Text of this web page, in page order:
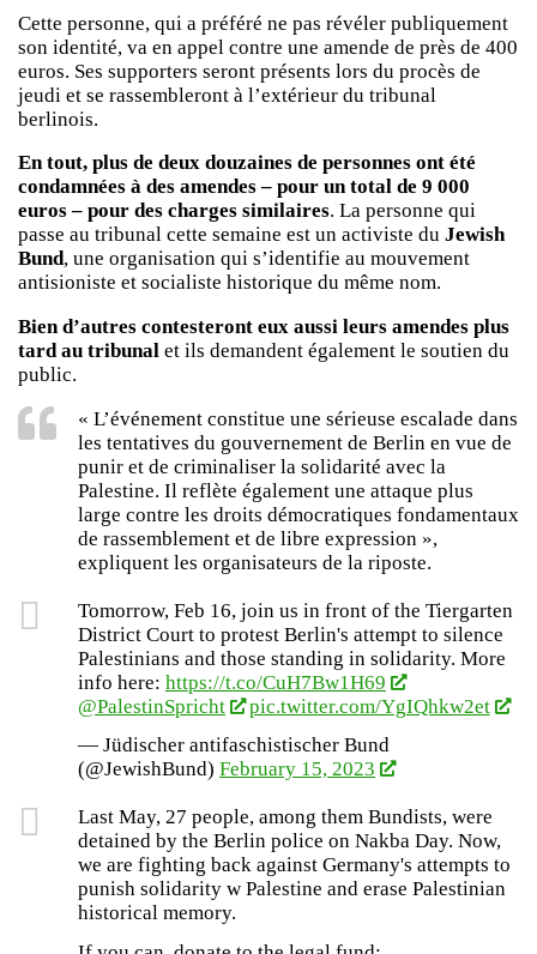
Cette personne, qui a préféré ne pas révéler publiquement
son identité, va en appel contre une amende de près de 400
euros. Ses supporters seront présents lors du procès de
jeudi et se rassembleront à l’extérieur du tribunal
berlinois.
En tout, plus de deux douzaines de personnes ont été
condamnées à des amendes – pour un total de 9 000
euros – pour des charges similaires. La personne qui
passe au tribunal cette semaine est un activiste du Jewish
Bund, une organisation qui s’identifie au mouvement
antisioniste et socialiste historique du même nom.
Bien d’autres contesteront eux aussi leurs amendes plus
tard au tribunal et ils demandent également le soutien du
public.
« L’événement constitue une sérieuse escalade dans
les tentatives du gouvernement de Berlin en vue de
punir et de criminaliser la solidarité avec la
Palestine. Il reflète également une attaque plus
large contre les droits démocratiques fondamentaux
de rassemblement et de libre expression »,
expliquent les organisateurs de la riposte.
Tomorrow, Feb 16, join us in front of the Tiergarten
District Court to protest Berlin's attempt to silence
Palestinians and those standing in solidarity. More
info here: https://t.co/CuH7Bw1H69
@PalestinSpricht
pic.twitter.com/YgIQhkw2et
— Jüdischer antifaschistischer Bund
(@JewishBund) February 15, 2023
Last May, 27 people, among them Bundists, were
detained by the Berlin police on Nakba Day. Now,
we are fighting back against Germany's attempts to
punish solidarity w Palestine and erase Palestinian
historical memory.